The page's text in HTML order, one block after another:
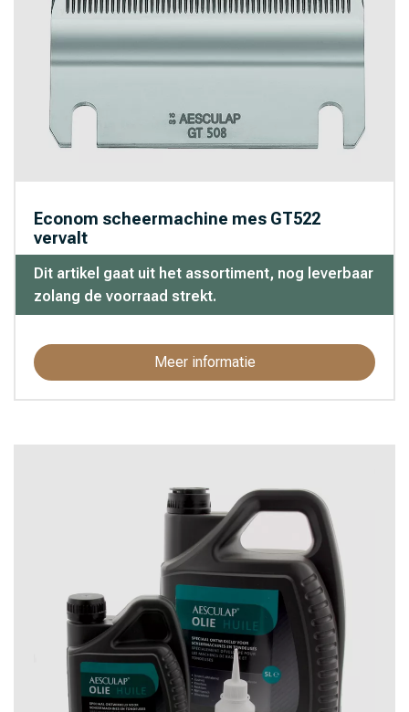
Agrochemica (5)
Alfasan (1)
Amos (8)
Armosa (20)
Bekina Boots (5)
Birchmeier (5)
BLS (3)
BLS Adembescherming
Boehringer (7)
Bovibond (2)
BSI (267)
Caipan (7)
Chevita (1)
CLAC (8)
Demotec (11)
Dreumex (13)
Econom scheermachine mes GT522
vervalt
Dit artikel gaat uit het assortiment, nog leverbaar
zolang de voorraad strekt.
Meer informatie